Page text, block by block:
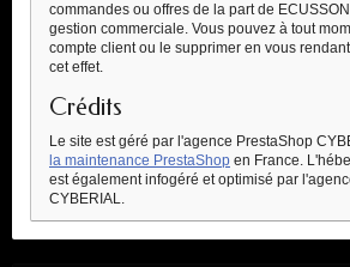
commandes ou offres de la part de
gestion commerciale. Vous pouvez à tout
compte client ou le supprimer en vous
cet effet.
Crédits
Le site est géré par l'agence PrestaShop
la maintenance PrestaShop en France.
est également infogéré et optimisé par
CYBERIAL.